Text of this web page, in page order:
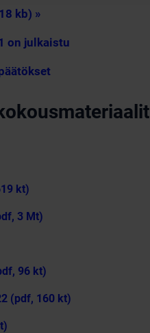
kb) »
on julkaistu
kt)
3 Mt)
96 kt)
(pdf, 160 kt)